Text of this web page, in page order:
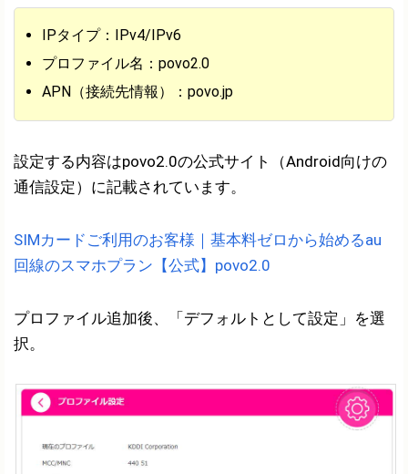
IPタイプ：IPv4/IPv6
プロファイル名：povo2.0
APN（接続先情報）：povo.jp
設定する内容はpovo2.0の公式サイト（Android向けの
通信設定）に記載されています。
SIMカードご利用のお客様｜基本料ゼロから始めるau
回線のスマホプラン【公式】povo2.0
プロファイル追加後、「デフォルトとして設定」を選
択。